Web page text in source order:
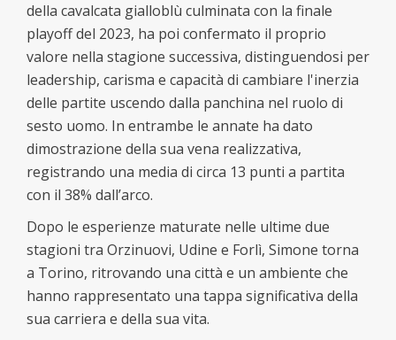
della cavalcata gialloblù culminata con la finale
playoff del 2023, ha poi confermato il proprio
valore nella stagione successiva, distinguendosi per
leadership, carisma e capacità di cambiare l'inerzia
delle partite uscendo dalla panchina nel ruolo di
sesto uomo. In entrambe le annate ha dato
dimostrazione della sua vena realizzativa,
registrando una media di circa 13 punti a partita
con il 38% dall’arco.
Dopo le esperienze maturate nelle ultime due
stagioni tra Orzinuovi, Udine e Forlì, Simone torna
a Torino, ritrovando una città e un ambiente che
hanno rappresentato una tappa significativa della
sua carriera e della sua vita.